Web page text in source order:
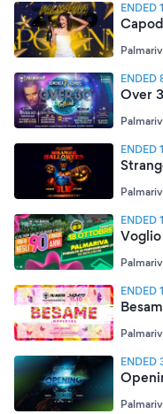
ENDED
ENDED
Over
ENDED
ENDED
ENDED
ENDED